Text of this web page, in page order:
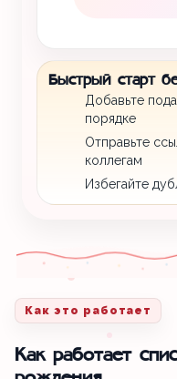
Быстрый старт
Добавьте
порядке
Отправьте
коллегам
Избегайте
Как это работает
Как работает